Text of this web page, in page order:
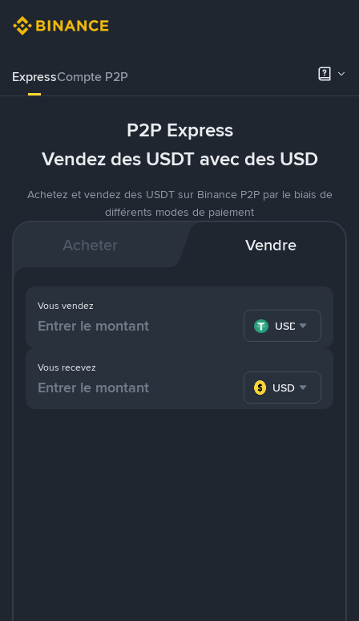
ExpressCompte P2P
P2P Express
Vendez des USDT avec des USD
Achetez et vendez des USDT sur Binance P2P par le biais de
différents modes de paiement
Acheter Vendre
Vous recevez
USD
Vous vendez
USDT